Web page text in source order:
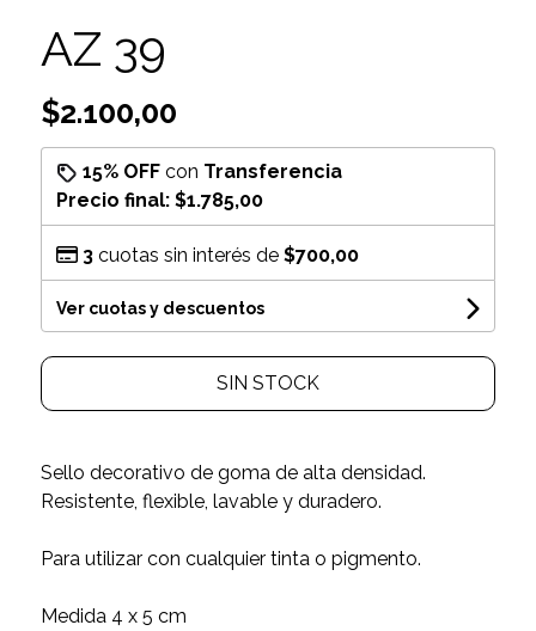
AZ 39
$2.100,00
15% OFFcon Transferencia
Precio final: $1.785,00
3cuotas sin interés de $700,00
Ver cuotas y descuentos
SIN STOCK
Sello decorativo de goma de alta densidad.
Resistente, flexible, lavable y duradero.
Para utilizar con cualquier tinta o pigmento.
Medida 4 x 5 cm